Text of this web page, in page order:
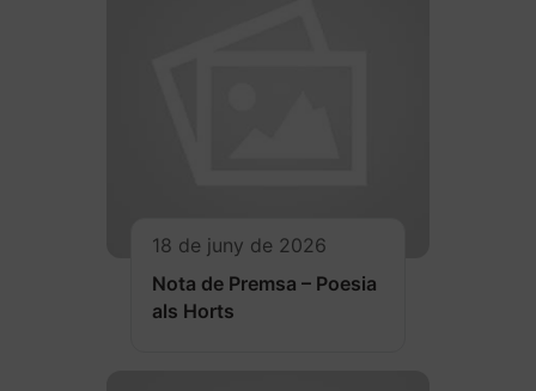
18 de juny de 2026
Nota de Premsa – Poesia
als Horts